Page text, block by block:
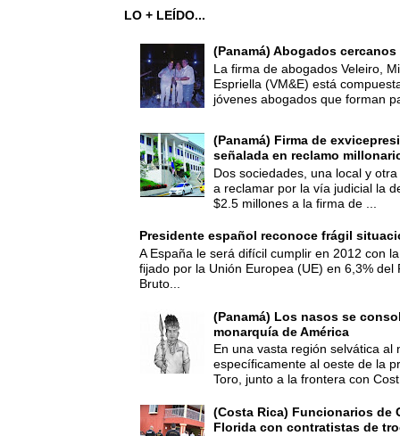
LO + LEÍDO...
(Panamá) Abogados
La firma de abogados Veleiro,
Espriella (VM&E) está
jóvenes abogados que forman
(Panamá) Firma de
señalada en reclamo
Dos sociedades, una local y
a reclamar por la vía judicial la
$2.5 millones a la firma de ...
Presidente español reconoce frágil
A España le será difícil cumplir en 2012 con
fijado por la Unión Europea (UE) en 6,3% del
Bruto...
(Panamá) Los nasos se
monarquía de América
En una vasta región selvática al
específicamente al oeste de la
Toro, junto a la frontera con
(Costa Rica) Funcionarios de
Florida con contratistas de